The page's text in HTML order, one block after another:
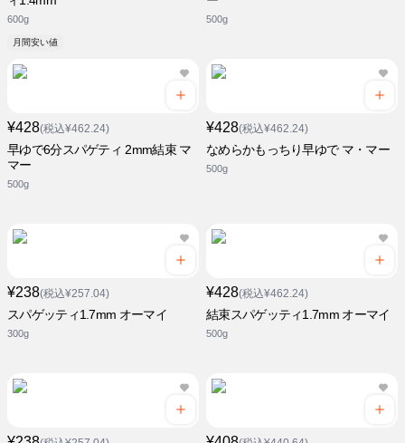
600g
月間安い値
500g
¥428(税込¥462.24)
早ゆで6分スパゲティ 2mm結束 マ
マー
500g
¥428(税込¥462.24)
なめらかもっちり早ゆで マ・マー
500g
¥238(税込¥257.04)
スパゲッティ1.7mm オーマイ
300g
¥428(税込¥462.24)
結束スパゲッティ1.7mm オーマイ
500g